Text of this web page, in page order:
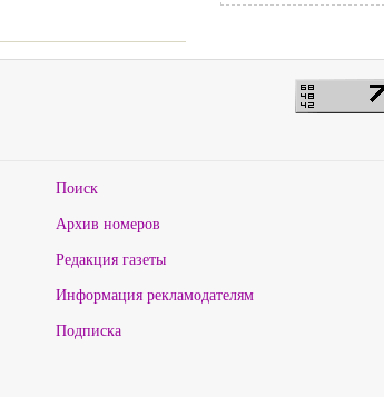
Поиск
Архив номеров
Редакция газеты
Информация рекламодателям
Подписка